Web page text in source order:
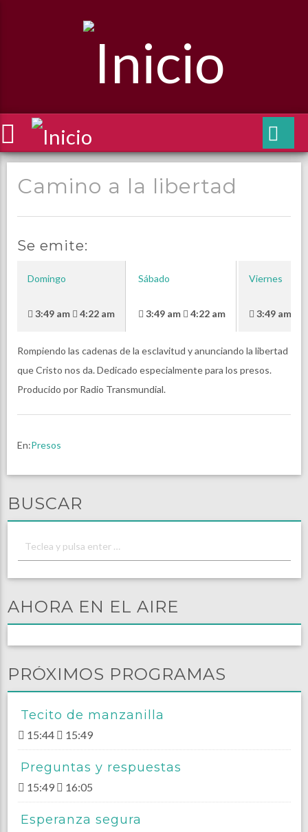
Camino a la libertad
Se emite:
Domingo
3:49 am 4:22 am
Sábado
3:49 am 4:22 am
Viernes
3:49 am
Rompiendo las cadenas de la esclavitud y anunciando la libertad
que Cristo nos da. Dedicado especialmente para los presos.
Producido por Radio Transmundial.
En:Presos
BUSCAR
AHORA EN EL AIRE
PRÓXIMOS PROGRAMAS
Tecito de manzanilla
15:44 15:49
Preguntas y respuestas
15:49 16:05
Esperanza segura